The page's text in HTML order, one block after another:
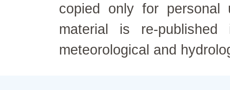
copied only for personal
material is re-
meteorological and